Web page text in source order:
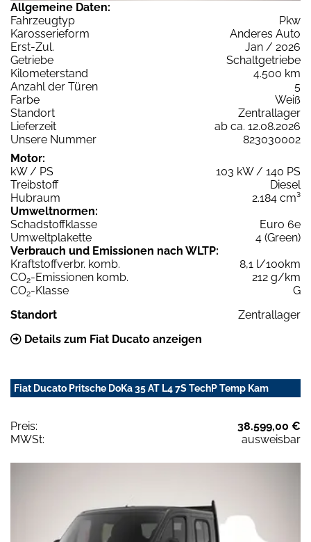
Allgemeine Daten:
Fahrzeugtyp
Pkw
Karosserieform
Anderes Auto
Erst-Zul.
Jan / 2026
Getriebe
Schaltgetriebe
Kilometerstand
4.500 km
Anzahl der Türen
5
Farbe
Weiß
Standort
Zentrallager
Lieferzeit
ab ca. 12.08.2026
Unsere Nummer
823030002
Motor:
kW / PS
103 kW / 140 PS
Treibstoff
Diesel
Hubraum
2.184 cm³
Umweltnormen:
Schadstoffklasse
Euro 6e
Umweltplakette
4 (Green)
Verbrauch und Emissionen nach WLTP:
Kraftstoffverbr. komb.
8,1 l/100km
CO2-Emissionen komb.
212 g/km
CO2-Klasse
G
Standort
Zentrallager
Details zum Fiat Ducato anzeigen
Fiat Ducato Pritsche DoKa 35 AT L4 7S TechP Temp Kam
Preis:
38.599,00 €
MWSt:
ausweisbar